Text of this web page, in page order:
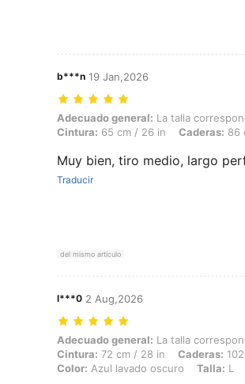
b***n 19 Jan,2026
Adecuado general: La talla corresponde,
Adecuado general: La talla
Cintura: 65 cm / 26 in Caderas: 86
Muy bien, tiro medio, largo
Traducir
del mismo artículo
l***0 2 Aug,2026
Adecuado general: La talla corresponde,
Adecuado general: La talla
Cintura: 72 cm / 28 in Caderas:
Color: Azul lavado oscuro Talla: L